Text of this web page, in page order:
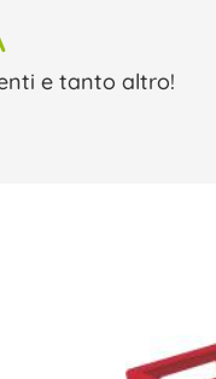
e tanto altro!